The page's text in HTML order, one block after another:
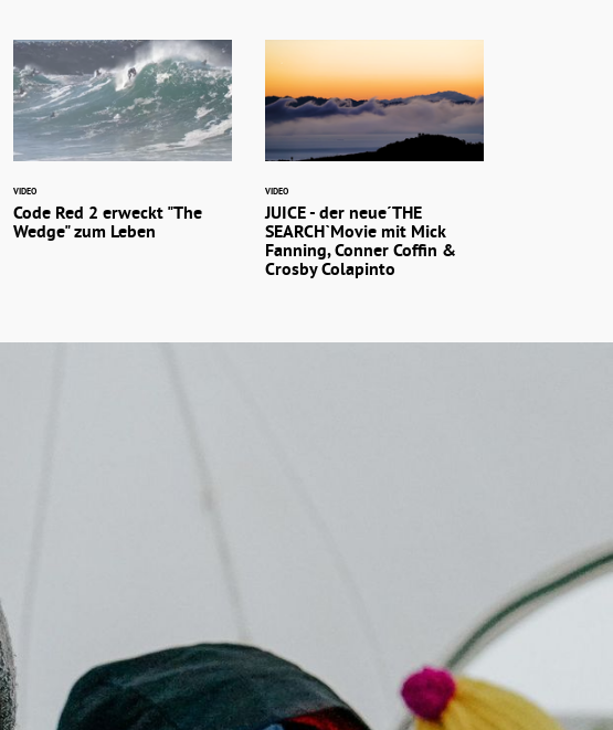
VIDEO
Code Red 2 erweckt "The
Wedge" zum Leben
VIDEO
JUICE - der neue´THE
SEARCH`Movie mit Mick
Fanning, Conner Coffin &
Crosby Colapinto